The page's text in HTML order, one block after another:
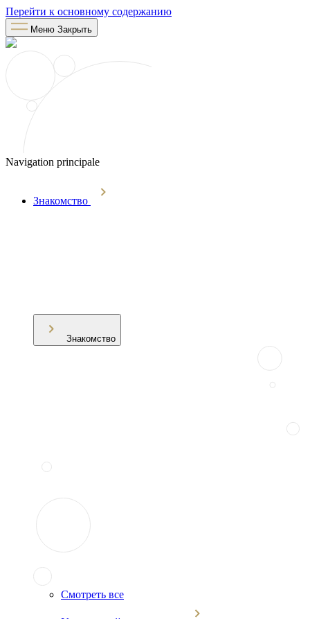
Перейти к основному содержанию
Меню Закрыть
Navigation principale
Знакомство
Знакомство
Смотреть все